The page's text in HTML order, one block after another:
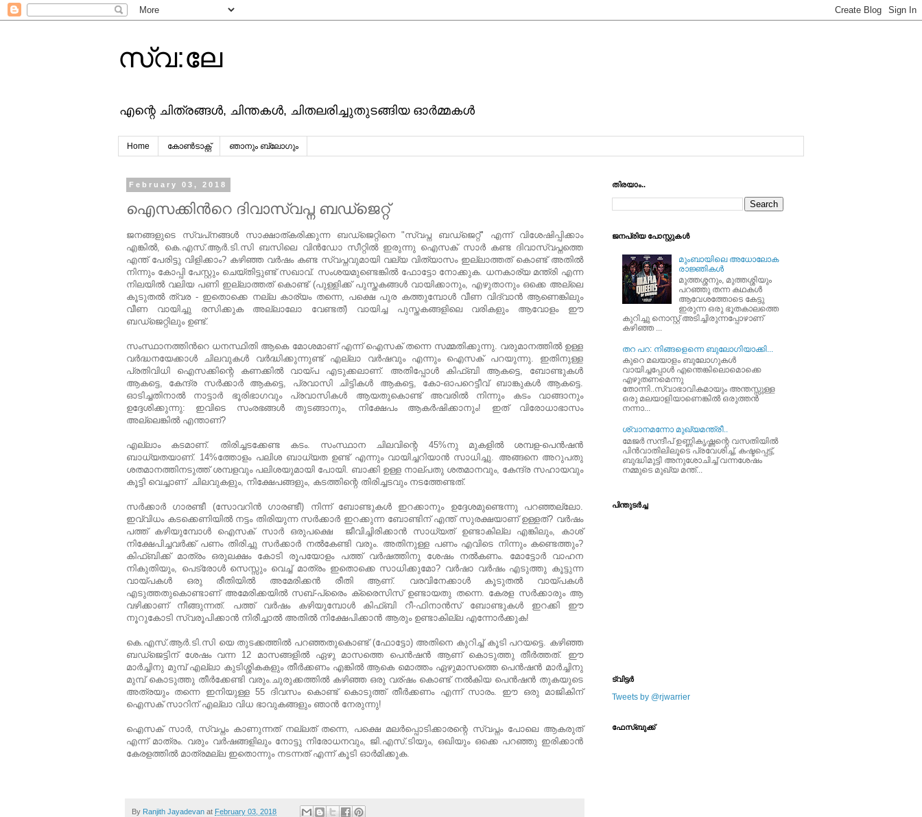
സ്വ:ലേ
എന്റെ ചിത്രങ്ങള്‍, ചിന്തകള്‍, ചിതലരിച്ചുതുടങ്ങിയ ഓര്‍മ്മകള്‍
Home കോൺടാക്റ്റ് ഞാനും ബ്ലോഗും
February 03, 2018
ഐസക്കിന്‍റെ ദിവാസ്വപ്ന ബഡ്ജെറ്റ്
ജനങ്ങളുടെ സ്വപ്‌നങ്ങള്‍ സാക്ഷാത്കരിക്കുന്ന ബഡ്ജെറ്റിനെ "സ്വപ്ന ബഡ്ജെറ്റ്" എന്ന് വിശേഷിപ്പിക്കാം
എങ്കില്‍, കെ.എസ്.ആര്‍.ടി.സി ബസിലെ വിന്‍ഡോ സീറ്റില്‍ ഇരുന്നു ഐസക് സാര്‍ കണ്ട ദിവാസ്വപ്നത്തെ
എന്ത് പേരിട്ടു വിളിക്കാം? കഴിഞ്ഞ വര്‍ഷം കണ്ട സ്വപ്നവുമായി വല്യ വിത്യാസം ഇല്ലാത്തത് കൊണ്ട് അതില്‍
നിന്നും കോപ്പി പേസ്റ്റും ചെയ്തിട്ടുണ്ട് സഖാവ്. സംശയമുണ്ടെങ്കില്‍ ഫോട്ടോ നോക്കുക. ധനകാര്യ മന്ത്രി എന്ന
നിലയില്‍ വലിയ പണി ഇല്ലാത്തത് കൊണ്ട് (പുള്ളിക്ക് പുസ്തകങ്ങള്‍ വായിക്കാനും, എഴുതാനും ഒക്കെ അല്ലെ
കൂടുതല്‍ ത്വര - ഇതൊക്കെ നല്ല കാര്യം തന്നെ, പക്ഷെ പുര കത്തുമ്പോള്‍ വീണ വിദ്വാന്‍ ആണെങ്കിലും
വീണ വായിച്ചു രസിക്കുക അല്ലാലോ വേണ്ടത്) വായിച്ച പുസ്തകങ്ങളിലെ വരികളും ആവോളം ഈ
ബഡ്ജെറ്റിലും ഉണ്ട്.
സംസ്ഥാനത്തിന്‍റെ ധനസ്ഥിതി ആകെ മോശമാണ് എന്ന് ഐസക് തന്നെ സമ്മതിക്കുന്നു. വരുമാനത്തില്‍ ഉള്ള
വര്‍ദ്ധനയേക്കാള്‍ ചിലവുകള്‍ വര്‍ദ്ധിക്കുന്നുണ്ട് എല്ലാ വര്‍ഷവും എന്നും ഐസക് പറയുന്നു. ഇതിനുള്ള
പ്രതിവിധി ഐസക്കിന്റെ കണക്കില്‍ വായ്പ എടുക്കലാണ്. അതിപ്പോള്‍ കിഫ്ബി ആകട്ടെ, ബോണ്ടുകള്‍
ആകട്ടെ, കേന്ദ്ര സര്‍ക്കാര്‍ ആകട്ടെ, പ്രവാസി ചിട്ടികള്‍ ആകട്ടെ, കോ-ഓപറെട്ടീവ് ബാങ്കുകള്‍ ആകട്ടെ.
ഓടിച്ചതിനാല്‍ നാട്ടാര്‍ ഭൂരിഭാഗവും പ്രവാസികള്‍ ആയതുകൊണ്ട് അവരില്‍ നിന്നും കടം വാങ്ങാനും
ഉദ്ദേശിക്കുന്നു: ഇവിടെ സംരഭങ്ങള്‍ തുടങ്ങാനും, നിക്ഷേപം ആകര്‍ഷിക്കാനും! ഇത് വിരോധാഭാസം
അല്ലെങ്കില്‍ എന്താണ്?
എല്ലാം കടമാണ്. തിരിച്ചടക്കേണ്ട കടം. സംസ്ഥാന ചിലവിന്റെ 45%നു മുകളില്‍ ശമ്പള-പെന്‍ഷന്‍
ബാധ്യതയാണ്. 14%ത്തോളം പലിശ ബാധ്യത ഉണ്ട് എന്നും വായിച്ചറിയാന്‍ സാധിച്ചു. അങ്ങനെ അറുപതു
ശതമാനത്തിനടുത്ത് ശമ്പളവും പലിശയുമായി പോയി. ബാക്കി ഉള്ള നാല്പതു ശതമാനവും, കേന്ദ്ര സഹായവും
കൂട്ടി വെച്ചാണ് ചിലവുകളും, നിക്ഷേപങ്ങളും, കടത്തിന്റെ തിരിച്ചടവും നടത്തേണ്ടത്.
സര്‍ക്കാര്‍ ഗാരണ്ടീ (സോവറിന്‍ ഗാരണ്ടീ) നിന്ന് ബോണ്ടുകള്‍ ഇറക്കാനും ഉദ്ദേശമുണ്ടെന്നു പറഞ്ഞല്ലോ.
ഇവ്വിധം കടക്കെണിയില്‍ നട്ടം തിരിയുന്ന സര്‍ക്കാര്‍ ഇറക്കുന്ന ബോണ്ടിന് എന്ത് സുരക്ഷയാണ് ഉള്ളത്? വര്‍ഷം
പത്ത് കഴിയുമ്പോള്‍ ഐസക് സാര്‍ ഒരുപക്ഷെ ജീവിച്ചിരിക്കാന്‍ സാധ്യത് ഉണ്ടാകില്ല എങ്കിലും, കാശ്
നിക്ഷേപിച്ചവര്‍ക്ക് പണം തിരിച്ചു സര്‍ക്കാര്‍ നല്‍കേണ്ടി വരും. അതിനുള്ള പണം എവിടെ നിന്നും കണ്ടെത്തും?
കിഫ്ബിക്ക് മാത്രം ഒരുലക്ഷം കോടി രൂപയോളം പത്ത് വര്‍ഷത്തിനു ശേഷം നല്‍കണം. മോട്ടോര്‍ വാഹന
നികുതിയും, പെട്രോള്‍ സെസ്സും വെച്ച് മാത്രം ഇതൊക്കെ സാധിക്കുമോ? വര്‍ഷാ വര്‍ഷം എടുത്തു കൂട്ടുന്ന
വായ്പകള്‍ ഒരു രീതിയില്‍ അമേരിക്കന്‍ രീതി ആണ്. വരവിനേക്കാള്‍ കൂടുതല്‍ വായ്പകള്‍
എടുത്തതുകൊണ്ടാണ് അമേരിക്കയില്‍ സബ്-പ്രൈം ക്രൈസിസ് ഉണ്ടായതു തന്നെ. കേരള സര്‍ക്കാരും ആ
വഴിക്കാണ് നീങ്ങുന്നത്. പത്ത് വര്‍ഷം കഴിയുമ്പോള്‍ കിഫ്ബി റീ-ഫിനാന്‍സ് ബോണ്ടുകള്‍ ഇറക്കി ഈ
നൂറുകോടി സ്വരൂപിക്കാന്‍ നിരീച്ചാല്‍ അതില്‍ നിക്ഷേപിക്കാന്‍ ആരും ഉണ്ടാകില്ല എന്നോര്‍ക്കുക!
കെ.എസ്.ആര്‍.ടി.സി യെ തുടക്കത്തില്‍ പറഞ്ഞതുകൊണ്ട് (ഫോട്ടോ) അതിനെ കുറിച്ച് കൂടി പറയട്ടെ. കഴിഞ്ഞ
ബഡ്ജെട്ടിന് ശേഷം വന്ന 12 മാസങ്ങളില്‍ ഏഴു മാസത്തെ പെന്‍ഷന്‍ ആണ് കൊടുത്തു തീര്‍ത്തത്. ഈ
മാര്‍ച്ചിനു മുമ്പ് എല്ലാ കുടിശ്ശികകളും തീര്‍ക്കണം എങ്കില്‍ ആകെ മൊത്തം ഏഴുമാസത്തെ പെന്‍ഷന്‍ മാര്‍ച്ചിനു
മുമ്പ് കൊടുത്തു തീര്‍ക്കേണ്ടി വരും.ചുരുക്കത്തില്‍ കഴിഞ്ഞ ഒരു വര്ഷം കൊണ്ട് നല്‍കിയ പെന്‍ഷന്‍ തുകയുടെ
അത്രയും തന്നെ ഇനിയുള്ള 55 ദിവസം കൊണ്ട് കൊടുത്ത് തീര്‍ക്കണം എന്ന് സാരം. ഈ ഒരു മാജികിന്
ഐസക് സാറിന് എല്ലാ വിധ ഭാവുകങ്ങളും ഞാന്‍ നേരുന്നു!
ഐസക് സാര്‍, സ്വപ്നം കാണുന്നത് നല്ലത് തന്നെ, പക്ഷെ മലര്‍പ്പൊടിക്കാരന്റെ സ്വപ്നം പോലെ ആകരുത്
എന്ന് മാത്രം. വരും വര്‍ഷങ്ങളിലും നോട്ടു നിരോധനവും, ജി.എസ്.ടിയും, ഒഖിയും ഒക്കെ പറഞ്ഞു ഇരിക്കാന്‍
കേരളത്തില്‍ മാത്രമല്ല ഇതൊന്നും നടന്നത് എന്ന് കൂടി ഓര്‍മിക്കുക.
By Ranjith Jayadevan at February 03, 2018
തിരയാം..
ജനപ്രിയ പോസ്റ്റുകള്‍
മുംബായിലെ അധോലോക
രാജ്ഞികള്‍
മുത്തശ്ശനും, മുത്തശ്ശിയും
പറഞ്ഞു തന്ന കഥകള്‍
ആവേശത്തോടെ കേട്ടു
ഇരുന്ന ഒരു ഭൂതകാലത്തെ
കുറിച്ചു നൊസ്റ്റ് അടിച്ചിരുന്നപ്പോഴാണ്
കഴിഞ്ഞ ...
തറ പറ: നിങ്ങളെന്നെ ബുലോഗിയാക്കി...
കുറെ മലയാളം ബുലോഗുകള്‍
വായിച്ചപ്പോള്‍ എന്തെങ്കിലൊമൊക്കെ
എഴുതണമെന്നു
തോന്നി..സ്വാഭാവികമായും അന്തസ്സുള്ള
ഒരു മലയാളിയാണെങ്കില്‍ ഒരുത്തന്‍
നന്നാ...
ശ്വാനമന്നോ മുഖ്യമന്ത്രീ..
മേജര്‍ സന്ദീപ്‌ ഉണ്ണികൃഷ്ണന്റെ വസതിയില്‍
പിന്‍വാതിലിലൂടെ പ്രവേശിച്ച്‌, കഷ്ടപ്പെട്ട്‌,
ബുദ്ധിമുട്ടി അനുശോചിച്ച്‌ വന്നശേഷം
നമ്മുടെ മുഖ്യ മന്ത്...
പിന്തുടര്‍ച്ച
ട്വിട്ടര്‍
Tweets by @rjwarrier
ഫേസ്ബുക്ക്